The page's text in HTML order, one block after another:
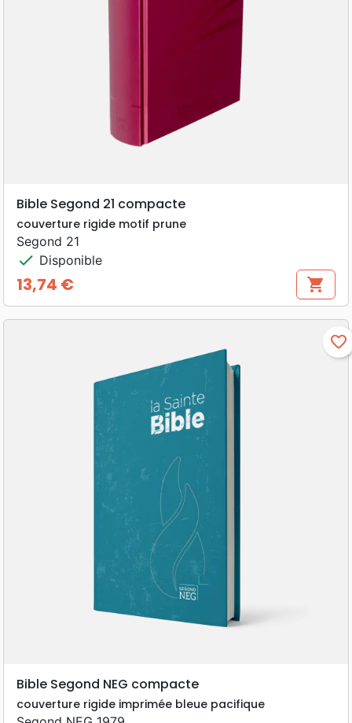
Bible Segond 21 compacte
couverture rigide motif prune
Segond 21
check Disponible
Prix
13,74 € shopping_cart
favorite_border
Bible Segond NEG compacte
couverture rigide imprimée bleue pacifique